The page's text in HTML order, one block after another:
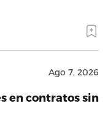
Ago 7, 2026
en contratos sin